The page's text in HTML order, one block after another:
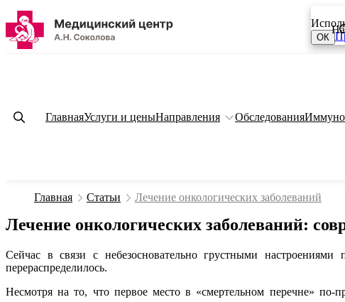
ОК
ГлавнаяУслуги и ценыНаправления Обследования
Главная Статьи Лечение онкологических заболеваний
Лечение онкологических заболеваний:
Сейчас в связи с небезосновательно грустными
перераспределилось.
Несмотря на то, что первое место в «смертельном перечне» по-